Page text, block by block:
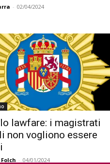
- 02/04/2024
lawfare: i magistrati
non vogliono essere
- 04/01/2024